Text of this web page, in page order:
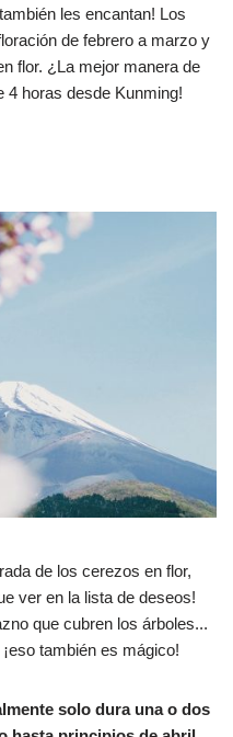
les encantan! Los
de febrero a marzo y
flor. ¿La mejor manera de
4 horas desde Kunming!
de los cerezos en flor,
ver en la lista de deseos!
que cubren los árboles...
también es mágico!
solo dura una o dos